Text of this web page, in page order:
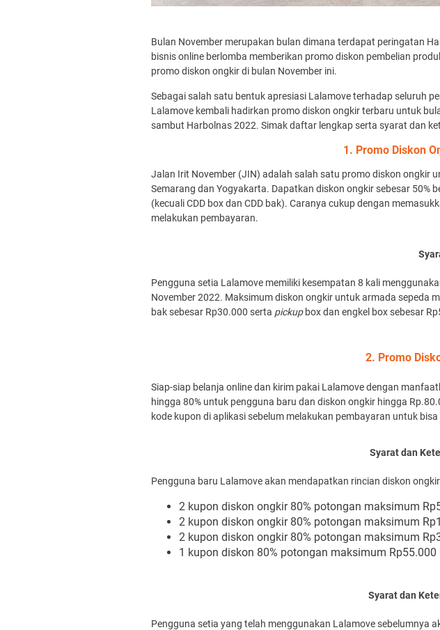
Bulan November merupakan bulan dimana terdapat peringatan
bisnis online berlomba memberikan promo diskon pembelian
promo diskon ongkir di bulan November ini.
Sebagai salah satu bentuk apresiasi Lalamove terhadap seluruh
Lalamove kembali hadirkan promo diskon ongkir terbaru untuk
sambut Harbolnas 2022. Simak daftar lengkap serta syarat dan
1. Promo Diskon
Jalan Irit November (JIN) adalah salah satu promo diskon ongkir
Semarang dan Yogyakarta. Dapatkan diskon ongkir sebesar
(kecuali CDD box dan CDD bak). Caranya cukup dengan
melakukan pembayaran.
Pengguna setia Lalamove memiliki kesempatan 8 kali
November 2022. Maksimum diskon ongkir untuk armada sepeda
bak sebesar Rp30.000 serta pickupbox dan engkel box sebesar
2. Promo
Siap-siap belanja online dan kirim pakai Lalamove dengan
hingga 80% untuk pengguna baru dan diskon ongkir hingga
kode kupon di aplikasi sebelum melakukan pembayaran untuk
Syarat dan
Pengguna baru Lalamove akan mendapatkan rincian diskon
2 kupon diskon ongkir 80% potongan maksimum
2 kupon diskon ongkir 80% potongan maksimum
2 kupon diskon ongkir 80% potongan maksimum
1 kupon diskon 80% potongan maksimum
Syarat dan
Pengguna setia yang telah menggunakan Lalamove sebelumnya